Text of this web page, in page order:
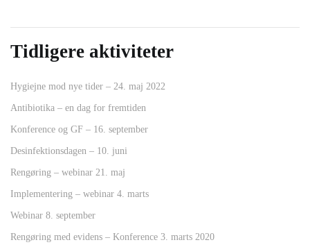
Tidligere aktiviteter
Hygiejne mod nye tider – 24. maj 2022
Antibiotika – en dag for fremtiden
Konference og GF – 16. september
Desinfektionsdagen – 10. juni
Rengøring – webinar 21. maj
Implementering – webinar 4. marts
Webinar 8. september
Rengøring med evidens – Konference 3. marts 2020